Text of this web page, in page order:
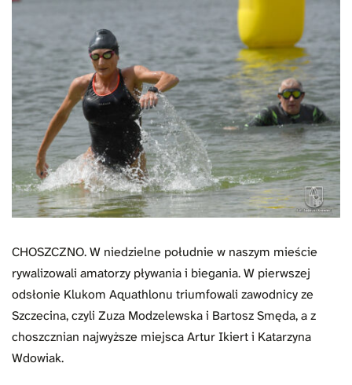
CHOSZCZNO. W niedzielne południe w naszym mieście
rywalizowali amatorzy pływania i biegania. W pierwszej
odsłonie Klukom Aquathlonu triumfowali zawodnicy ze
Szczecina, czyli Zuza Modzelewska i Bartosz Smęda, a z
choszcznian najwyższe miejsca Artur Ikiert i Katarzyna
Wdowiak.